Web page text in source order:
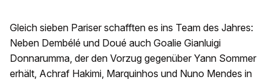
Gleich sieben Pariser schafften es ins Team des Jahres:
Neben Dembélé und Doué auch Goalie Gianluigi
Donnarumma, der den Vorzug gegenüber Yann Sommer
erhält, Achraf Hakimi, Marquinhos und Nuno Mendes in